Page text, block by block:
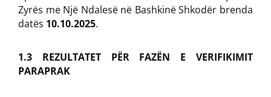
Zyrës me Një Ndalesë në Bashkinë Shkodër brenda
datës 10.10.2025.
1.3 REZULTATET PËR FAZËN E VERIFIKIMIT
PARAPRAK